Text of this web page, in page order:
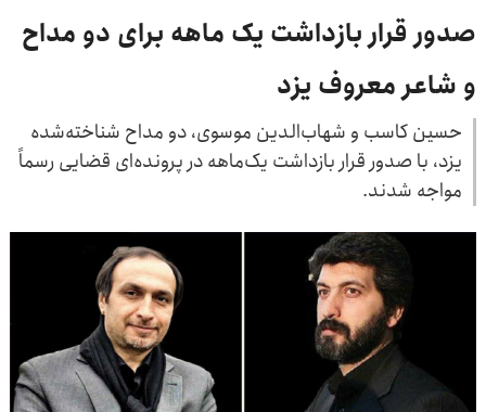
صدور قرار بازداشت یک ماهه برای دو مداح
و شاعر معروف یزد
حسین کاسب و شهاب‌الدین موسوی، دو مداح شناخته‌شده
یزد، با صدور قرار بازداشت یک‌ماهه در پرونده‌ای قضایی رسماً
مواجه شدند.